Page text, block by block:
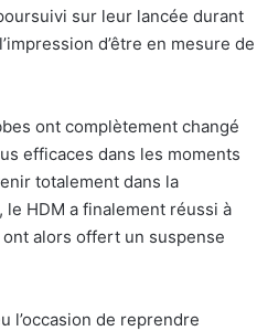
sur leur lancée durant
d’être en mesure de
ont complètement changé
efficaces dans les moments
totalement dans la
HDM a finalement réussi à
alors offert un suspense
l’occasion de reprendre